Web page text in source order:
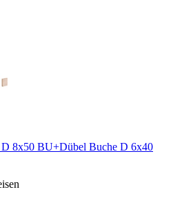
D 8x50 BU+Dübel Buche D 6x40